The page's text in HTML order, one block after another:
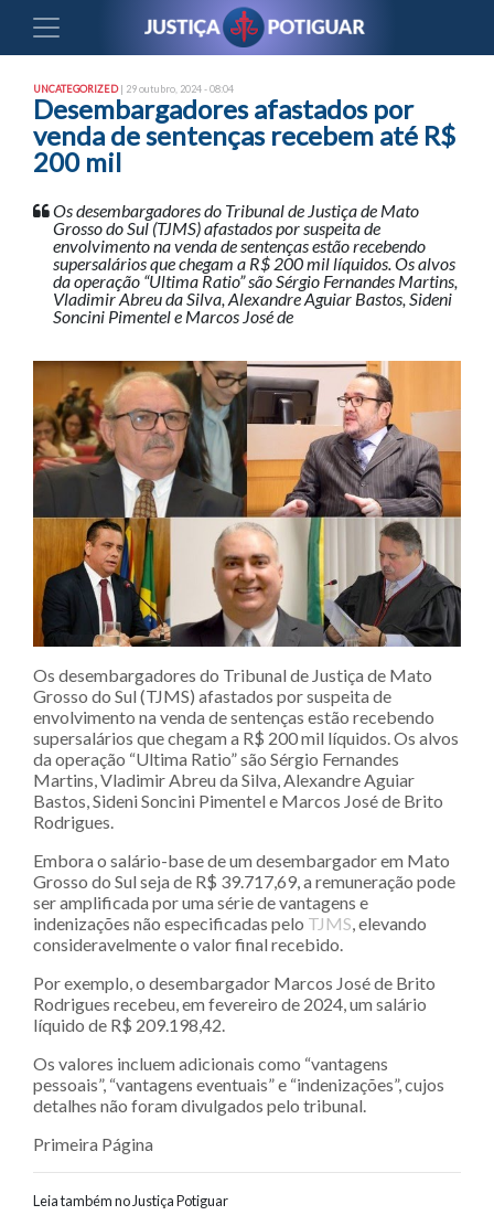
UNCATEGORIZED| 29 outubro, 2024 - 08:04
Desembargadores afastados por
venda de sentenças recebem até R$
200 mil
Os desembargadores do Tribunal de Justiça de Mato
Grosso do Sul (TJMS) afastados por suspeita de
envolvimento na venda de sentenças estão recebendo
supersalários que chegam a R$ 200 mil líquidos. Os alvos
da operação “Ultima Ratio” são Sérgio Fernandes Martins,
Vladimir Abreu da Silva, Alexandre Aguiar Bastos, Sideni
Soncini Pimentel e Marcos José de
Os desembargadores do Tribunal de Justiça de Mato
Grosso do Sul (TJMS) afastados por suspeita de
envolvimento na venda de sentenças estão recebendo
supersalários que chegam a R$ 200 mil líquidos. Os alvos
da operação “Ultima Ratio” são Sérgio Fernandes
Martins, Vladimir Abreu da Silva, Alexandre Aguiar
Bastos, Sideni Soncini Pimentel e Marcos José de Brito
Rodrigues.
Embora o salário-base de um desembargador em Mato
Grosso do Sul seja de R$ 39.717,69, a remuneração pode
ser amplificada por uma série de vantagens e
indenizações não especificadas pelo TJMS, elevando
consideravelmente o valor final recebido.
Por exemplo, o desembargador Marcos José de Brito
Rodrigues recebeu, em fevereiro de 2024, um salário
líquido de R$ 209.198,42.
Os valores incluem adicionais como “vantagens
pessoais”, “vantagens eventuais” e “indenizações”, cujos
detalhes não foram divulgados pelo tribunal.
Primeira Página
Leia também no Justiça Potiguar